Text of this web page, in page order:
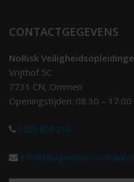
CONTACTGEGEVENS
NoRisk
Vrijthof 5C
7731 CN, Ommen
Openingstijden: 08.30 – 17.00
0529 820 210
info@hoogwerker-cerficaat.nl